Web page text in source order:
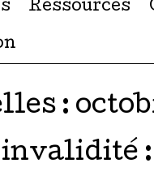
Ressources
: